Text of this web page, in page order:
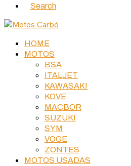
Search
HOME
MOTOS
BSA
ITALJET
KAWASAKI
KOVE
MACBOR
SUZUKI
SYM
VOGE
ZONTES
MOTOS USADAS